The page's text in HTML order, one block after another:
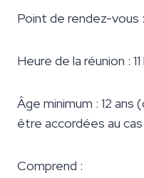
Point de rendez-vous
Heure de la réunion :
Âge minimum : 12
être accordées au
Comprend :